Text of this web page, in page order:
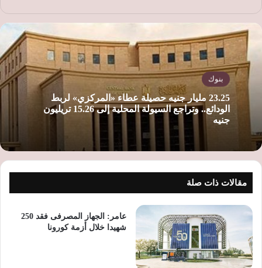
الوي
بنوك
23.25 مليار جنيه حصيلة عطاء «المركزي» لربط
الودائع.. وتراجع السيولة المحلية إلى 15.26 تريليون
جنيه
مقالات ذات صلة
عامر: الجهاز المصرفى فقد 250
شهيدا خلال أزمة كورونا